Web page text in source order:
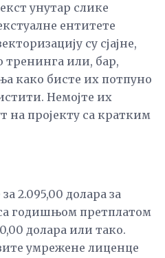
унутар слике
ентитете
су сјајне,
тренинга или, бар,
како бисте их потпуно
Немојте их
на пројекту са кратким
2.095,00 долара за
годишњом претплатом
долара или тако.
умрежене лиценце